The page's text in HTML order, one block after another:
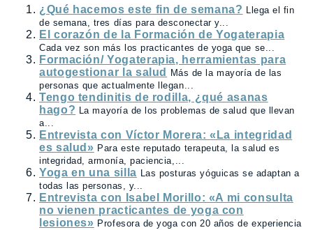
¿Qué hacemos este fin de semana? Llega el fin
de semana, tres días para desconectar y...
El corazón de la Formación de Yogaterapia
Cada vez son más los practicantes de yoga que se...
Formación/ Yogaterapia, herramientas para
autogestionar la salud
Más de la mayoría de las
personas que actualmente llegan...
Tengo tendinitis de rodilla, ¿qué asanas
hago? La mayoría de los problemas de salud que llevan
a...
Entrevista con Víctor Morera: «La integridad
es salud» Para este reputado terapeuta, la salud es
integridad, armonía, paciencia,...
Yoga en una silla Las posturas yóguicas se adaptan a
todas las personas, y...
Entrevista con Isabel Morillo: «A mi consulta
no vienen practicantes de yoga con
lesiones» Profesora de yoga con 20 años de experiencia